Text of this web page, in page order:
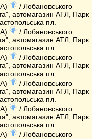
/ Лобановського
автомагазин АТЛ, Парк
пл.
/ Лобановського
автомагазин АТЛ, Парк
пл.
/ Лобановського
автомагазин АТЛ, Парк
пл.
/ Лобановського
автомагазин АТЛ, Парк
пл.
/ Лобановського
автомагазин АТЛ, Парк
пл.
/ Лобановського